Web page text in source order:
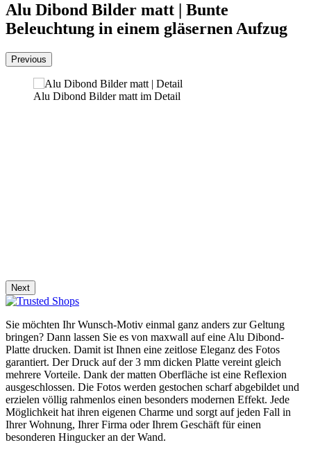
Alu Dibond Bilder matt | Bunte
Beleuchtung in einem gläsernen Aufzug
Previous
Alu Dibond Bilder matt im Detail
Next
Sie möchten Ihr Wunsch-Motiv einmal ganz anders zur Geltung
bringen? Dann lassen Sie es von maxwall auf eine Alu Dibond-
Platte drucken. Damit ist Ihnen eine zeitlose Eleganz des Fotos
garantiert. Der Druck auf der 3 mm dicken Platte vereint gleich
mehrere Vorteile. Dank der matten Oberfläche ist eine Reflexion
ausgeschlossen. Die Fotos werden gestochen scharf abgebildet und
erzielen völlig rahmenlos einen besonders modernen Effekt. Jede
Möglichkeit hat ihren eigenen Charme und sorgt auf jeden Fall in
Ihrer Wohnung, Ihrer Firma oder Ihrem Geschäft für einen
besonderen Hingucker an der Wand.